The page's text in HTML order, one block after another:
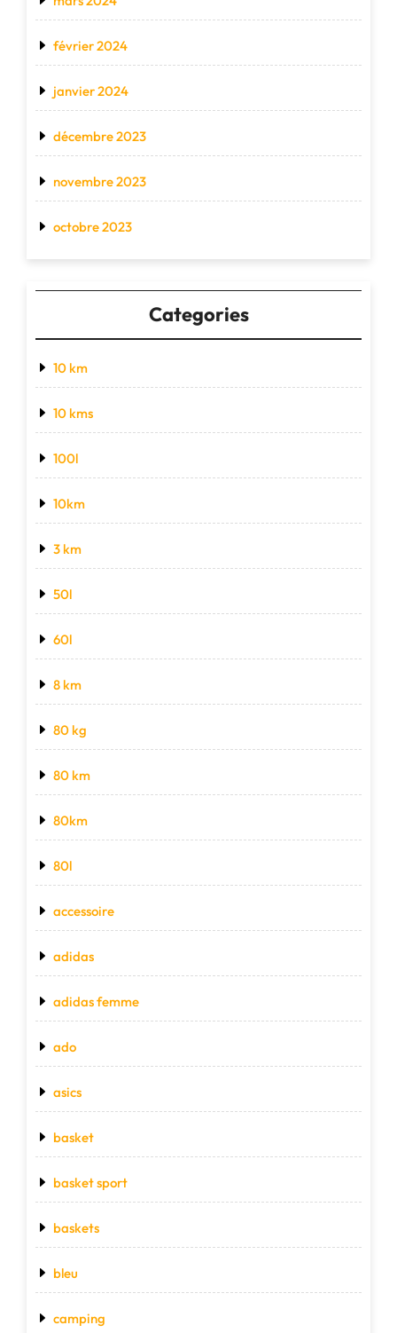
février 2024
janvier 2024
décembre 2023
novembre 2023
octobre 2023
Categories
10 km
10 kms
100l
10km
3 km
50l
60l
8 km
80 kg
80 km
80km
80l
accessoire
adidas
adidas femme
ado
asics
basket
basket sport
baskets
bleu
camping